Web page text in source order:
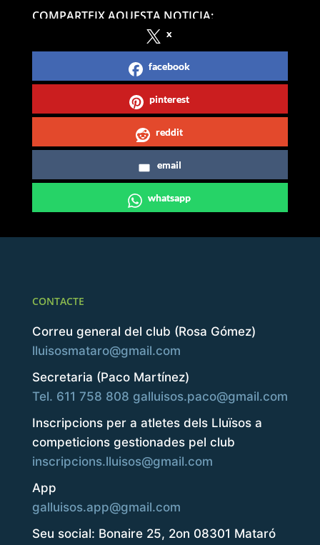
COMPARTEIX AQUESTA NOTICIA:
x
facebook
pinterest
reddit
email
whatsapp
CONTACTE
Correu general del club (Rosa Gómez)
lluisosmataro@gmail.com
Secretaria (Paco Martínez)
Tel. 611 758 808 galluisos.paco@gmail.com
Inscripcions per a atletes dels Lluïsos a
competicions gestionades pel club
inscripcions.lluisos@gmail.com
App
galluisos.app@gmail.com
Seu social: Bonaire 25, 2on 08301 Mataró